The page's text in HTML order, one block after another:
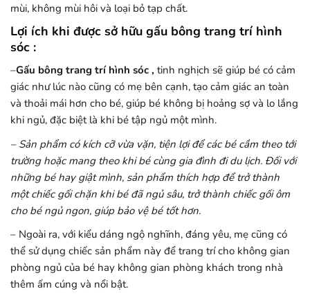
mùi, không mùi hôi và loại bỏ tạp chất.
Lợi ích khi được sở hữu gấu bông trang trí hình
sóc :
–Gấu bông trang trí hình sóc , tinh nghịch sẽ giúp bé có cảm
giác như lúc nào cũng có mẹ bên cạnh, tạo cảm giác an toàn
và thoải mái hơn cho bé, giúp bé không bị hoảng sợ và lo lắng
khi ngủ, đặc biệt là khi bé tập ngủ một mình.
– Sản phẩm có kích cỡ vừa vặn, tiện lợi để các bé cầm theo tới
trường hoặc mang theo khi bé cùng gia đình đi du lịch. Đối với
những bé hay giật mình, sản phẩm thích hợp để trở thành
một chiếc gối chặn khi bé đã ngủ sâu, trở thành chiếc gối ôm
cho bé ngủ ngon, giúp bảo vệ bé tốt hơn.
– Ngoài ra, với kiểu dáng ngộ nghĩnh, đáng yêu, mẹ cũng có
thể sử dụng chiếc sản phẩm này để trang trí cho không gian
phòng ngủ của bé hay không gian phòng khách trong nhà
thêm ấm cúng và nổi bật.